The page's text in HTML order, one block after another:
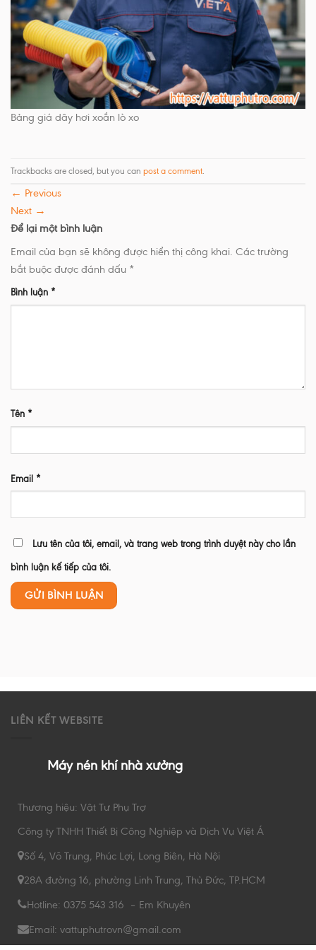
Bảng giá dây hơi xoắn lò xo
Trackbacks are closed, but you can post a comment
← Previous
Next →
Để lại một bình luận
Email của bạn sẽ không được hiển thị công khai. Các trường
bắt buộc được đánh dấu *
Bình luận *
Tên *
Email *
Lưu tên của tôi, email, và trang web trong trình duyệt này cho lần
bình luận kế tiếp của tôi.
LIÊN KẾT WEBSITE
Máy nén khí nhà xưởng
Thương hiệu: Vật Tư Phụ Trợ
Công ty TNHH Thiết Bị Công Nghiệp và Dịch Vụ Việt Á
Số 4, Võ Trung, Phúc Lợi, Long Biên, Hà Nội
28A đường 16, phường Linh Trung, Thủ Đức, TP.HCM
Hotline: 0375 543 316 – Em Khuyên
Email: vattuphutrovn@gmail.com